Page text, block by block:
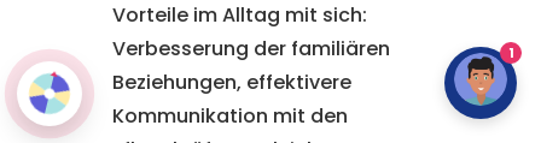
Vorteile im Alltag mit sich:
Verbesserung der familiären
Beziehungen, effektivere
Kommunikation mit den
1